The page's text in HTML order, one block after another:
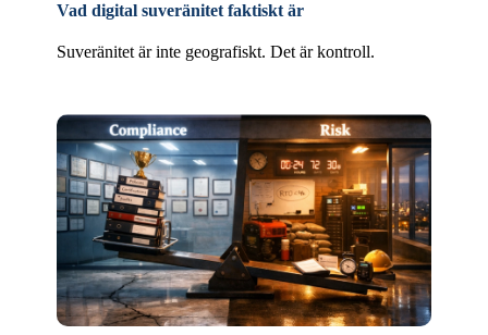
Vad digital suveränitet faktiskt är
Suveränitet är inte geografiskt. Det är kontroll.